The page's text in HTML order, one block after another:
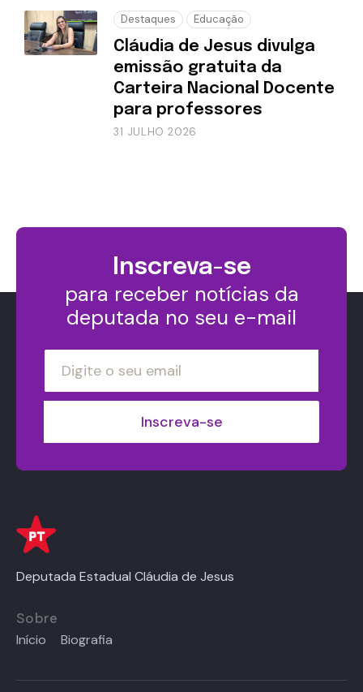
Destaques Educação
Cláudia de Jesus divulga
emissão gratuita da
Carteira Nacional Docente
para professores
31 JULHO 2026
Inscreva-se
para receber notícias da
deputada no seu e-mail
Deputada Estadual Cláudia de Jesus
Sobre
Início Biografia